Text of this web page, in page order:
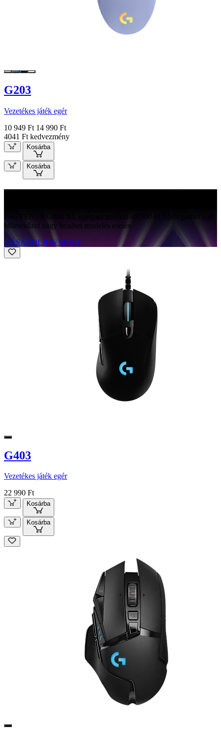
G203
Vezetékes játék egér
10 949 Ft 14 990 Ft
4041 Ft kedvezmény
Kosárba
Kosárba
INGYENES G840 XL egérpad minden 45,900 Ft feletti gamer egér,
billentyűzet vagy headset rendelés esetén
VÁSÁROLJON MOST
G403
Vezetékes játék egér
22 990 Ft
Kosárba
Kosárba